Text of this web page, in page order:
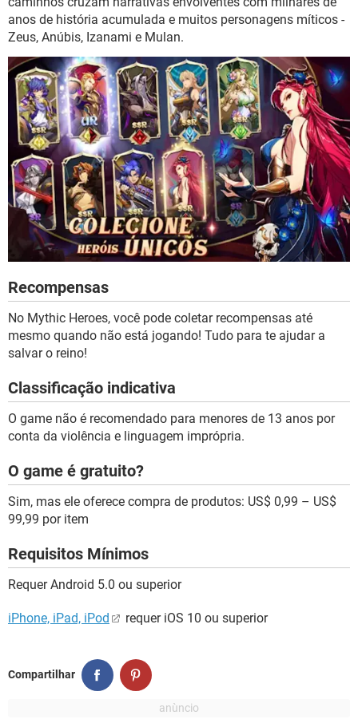
anos de história acumulada e muitos personagens míticos -
Zeus, Anúbis, Izanami e Mulan.
Recompensas
No Mythic Heroes, você pode coletar recompensas até
mesmo quando não está jogando! Tudo para te ajudar a
salvar o reino!
Classificação indicativa
O game não é recomendado para menores de 13 anos por
conta da violência e linguagem imprópria.
O game é gratuito?
Sim, mas ele oferece compra de produtos: US$ 0,99 – US$
99,99 por item
Requisitos Mínimos
Requer Android 5.0 ou superior
iPhone, iPad, iPod requer iOS 10 ou superior
Compartilhar